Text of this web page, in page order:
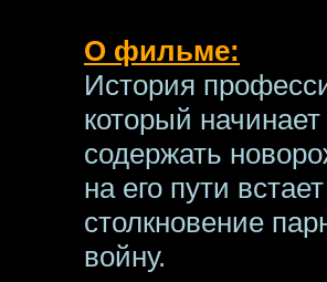
О фильме:
История
который
содержать
на его пути
столкновение
войну.